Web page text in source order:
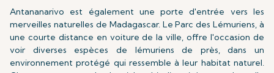
Antananarivo est également une porte d'entrée vers les
merveilles naturelles de Madagascar. Le Parc des Lémuriens, à
une courte distance en voiture de la ville, offre l'occasion de
voir diverses espèces de lémuriens de près, dans un
environnement protégé qui ressemble à leur habitat naturel.